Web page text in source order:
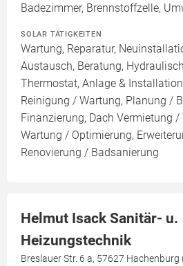
Badezimmer, Brennstoffzelle,
SOLAR TÄTIGKEITEN
Wartung, Reparatur,
Austausch, Beratung,
Thermostat, Anlage &
Reinigung / Wartung, Planung /
Finanzierung, Dach Vermietung /
Wartung / Optimierung,
Renovierung / Badsanierung
Helmut Isack Sanitär- u.
Heizungstechnik
Breslauer Str. 6 a, 57627